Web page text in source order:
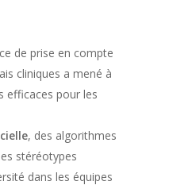
de prise en compte
cliniques a mené à
efficaces pour les
, des algorithmes
stéréotypes
dans les équipes